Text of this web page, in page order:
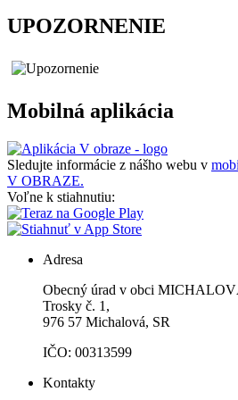
UPOZORNENIE
Mobilná aplikácia
Sledujte informácie z nášho webu v
V OBRAZE.
Voľne k stiahnutiu:
Adresa
Obecný úrad v obci
Trosky č. 1,
976 57 Michalová, SR
IČO: 00313599
Kontakty